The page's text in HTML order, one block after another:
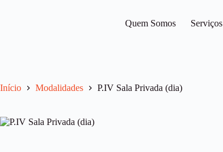
Quem Somos Serviços
Início Modalidades P.IV Sala Privada (dia)